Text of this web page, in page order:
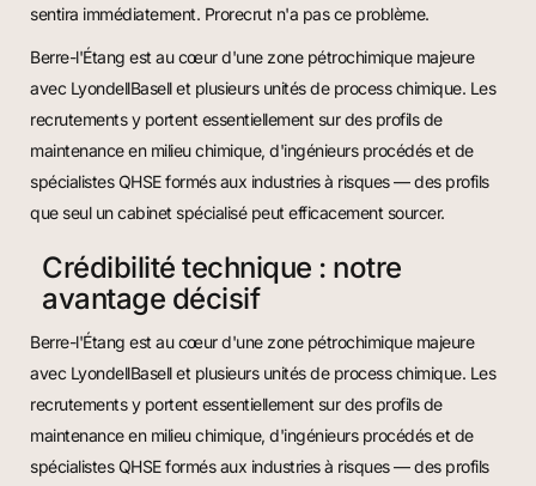
sentira immédiatement. Prorecrut n'a pas ce problème.
Berre-l'Étang est au cœur d'une zone pétrochimique majeure
avec LyondellBasell et plusieurs unités de process chimique. Les
recrutements y portent essentiellement sur des profils de
maintenance en milieu chimique, d'ingénieurs procédés et de
spécialistes QHSE formés aux industries à risques — des profils
que seul un cabinet spécialisé peut efficacement sourcer.
Crédibilité technique : notre
avantage décisif
Berre-l'Étang est au cœur d'une zone pétrochimique majeure
avec LyondellBasell et plusieurs unités de process chimique. Les
recrutements y portent essentiellement sur des profils de
maintenance en milieu chimique, d'ingénieurs procédés et de
spécialistes QHSE formés aux industries à risques — des profils